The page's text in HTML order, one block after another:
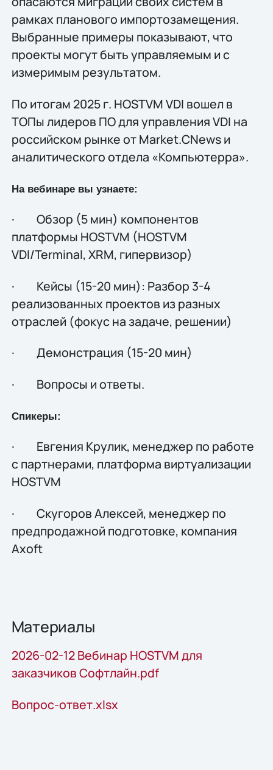
рамках планового импортозамещения.
Выбранные примеры показывают, что
проекты могут быть управляемым и с
измеримым результатом.
По итогам 2025 г. HOSTVM VDI вошел в
ТОПы лидеров ПО для управления VDI на
российском рынке от Market.CNews и
аналитического отдела «Компьютерра».
На вебинаре вы узнаете:
· Обзор (5 мин) компонентов
платформы HOSTVM (HOSTVM
VDI/Terminal, XRM, гипервизор)
· Кейсы (15-20 мин): Разбор 3-4
реализованных проектов из разных
отраслей (фокус на задаче, решении)
· Демонстрация (15-20 мин)
· Вопросы и ответы.
Спикеры:
· Евгения Крулик, менеджер по работе
с партнерами, платформа виртуализации
HOSTVM
· Скугоров Алексей, менеджер по
предпродажной подготовке, компания
Axoft
Материалы
2026-02-12 Вебинар HOSTVM для
заказчиков Софтлайн.pdf
Вопрос-ответ.xlsx